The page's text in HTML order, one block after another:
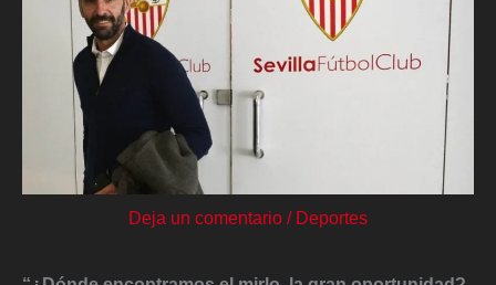
Deja un comentario / Deportes